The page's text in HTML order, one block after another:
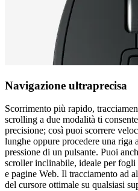
Navigazione ultraprecisa
Scorrimento più rapido,
scrolling a due modalità ti
precisione; così puoi scorrere
lunghe oppure procedere una riga
pressione di un pulsante. Puoi
scroller inclinabile, ideale per
e pagine Web. Il tracciamento ad
del cursore ottimale su qualsiasi